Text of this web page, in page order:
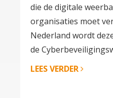
die de digitale
organisaties moet
Nederland wordt
de
LEES VERDER